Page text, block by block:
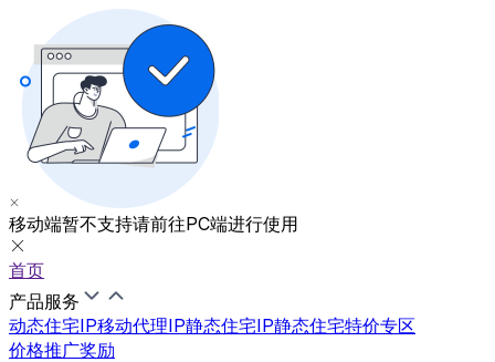
移动端暂不支持请前往PC端进行使用
首页
产品服务
动态住宅IP移动代理IP静态住宅IP静态住宅特价专区
价格推广奖励